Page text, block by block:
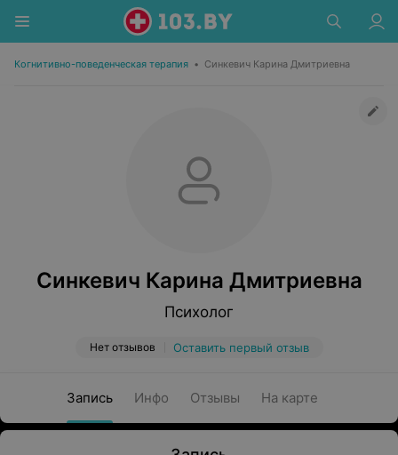
Когнитивно-поведенческая терапия • Синкевич Карина Дмитриевна
Синкевич Карина Дмитриевна
Психолог
Нет отзывов Оставить первый отзыв
Запись Инфо Отзывы На карте